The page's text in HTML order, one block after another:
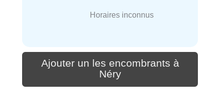
Horaires inconnus
Ajouter un les encombrants à
Néry